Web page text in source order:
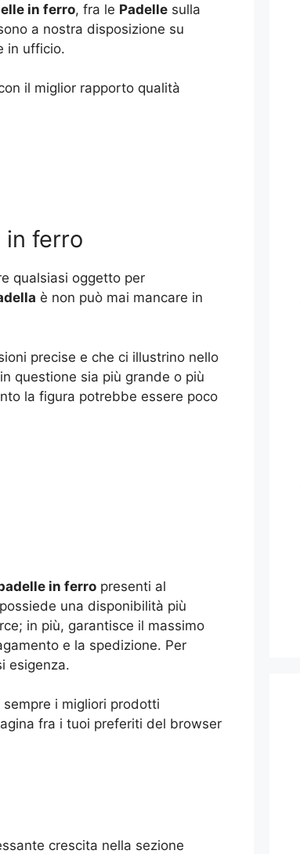
in ferro, fra le Padelle sulla
a nostra disposizione su
in ufficio.
il miglior rapporto qualità
in ferro
qualsiasi oggetto per
è non può mai mancare in
precise e che ci illustrino nello
questione sia più grande o più
la figura potrebbe essere poco
in ferro presenti al
una disponibilità più
in più, garantisce il massimo
e la spedizione. Per
esigenza.
i migliori prodotti
fra i tuoi preferiti del browser
crescita nella sezione